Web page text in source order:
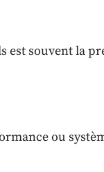
est souvent la
ou